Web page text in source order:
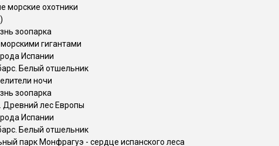
морские охотники
зоопарка
гигантами
Испании
Белый отшельник
ночи
зоопарка
Древний лес Европы
Испании
Белый отшельник
парк Монфрагуэ - сердце испанского леса